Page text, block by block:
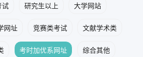
试 研究生以上 大学网站
网址 竞赛类考试 文献学术类
考时加优系网址 综合其他